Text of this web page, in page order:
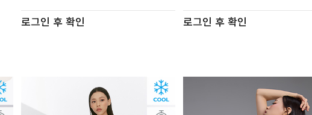
로그인 후 확인 로그인 후 확인